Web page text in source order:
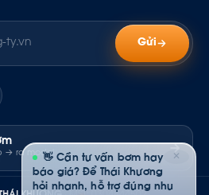
Gửi
→ ra model ✕
👋 Cần tư vấn bơm hay
báo giá? Để Thái Khương
hỏi nhanh, hỗ trợ đúng nhu